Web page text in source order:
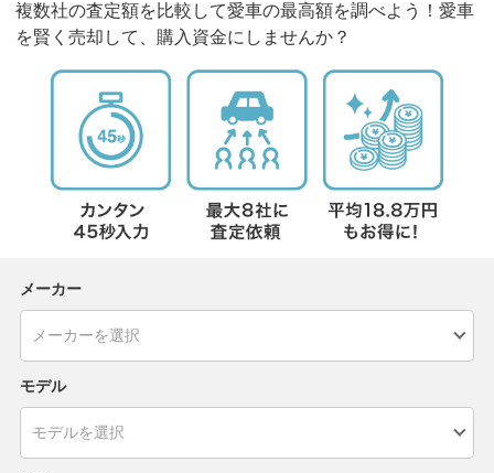
複数社の査定額を比較して愛車の最高額を調べよう！愛車
を賢く売却して、購入資金にしませんか？
メーカー
モデル